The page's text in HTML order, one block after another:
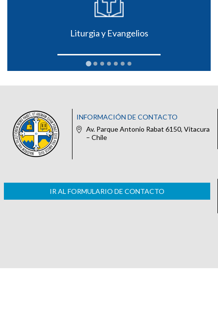
Liturgia y Evangelios
INFORMACIÓN DE CONTACTO
Av. Parque Antonio Rabat 6150, Vitacura
– Chile
IR AL FORMULARIO DE CONTACTO